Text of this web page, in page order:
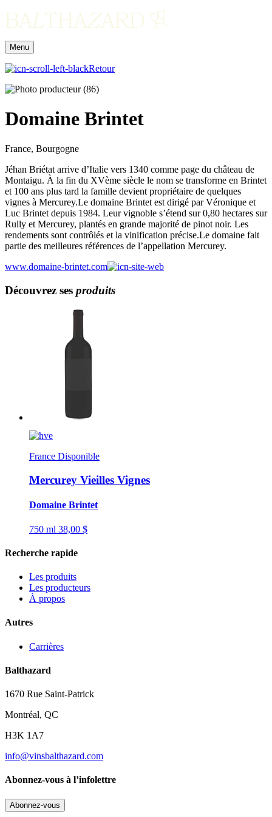
Menu
Retour
Domaine Brintet
France, Bourgogne
Jéhan Briétat arrive d’Italie vers 1340 comme page du château de
Montaigu. À la fin du XVème siècle le nom se transforme en Brintet
et 100 ans plus tard la famille devient propriétaire de quelques
vignes à Mercurey.Le domaine Brintet est dirigé par Véronique et
Luc Brintet depuis 1984. Leur vignoble s’étend sur 0,80 hectares sur
Rully et Mercurey, plantés en grande majorité de pinot noir. Les
rendements sont contrôlés et la vinification précise.Le domaine fait
partie des meilleures références de l’appellation Mercurey.
www.domaine-brintet.com
Découvrez ses produits
France Disponible
Mercurey Vieilles Vignes
Domaine Brintet
750 ml 38,00 $
Recherche rapide
Les produits
Les producteurs
À propos
Autres
Carrières
Balthazard
1670 Rue Saint-Patrick
Montréal, QC
H3K 1A7
info@vinsbalthazard.com
Abonnez-vous à l’infolettre
Abonnez-vous